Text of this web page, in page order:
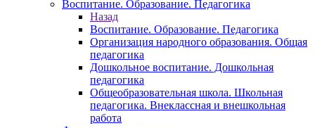
Воспитание. Образование. Педагогика
Назад
Воспитание. Образование. Педагогика
Организация народного образования. Общая
педагогика
Дошкольное воспитание. Дошкольная
педагогика
Общеобразовательная школа. Школьная
педагогика. Внеклассная и внешкольная
работа